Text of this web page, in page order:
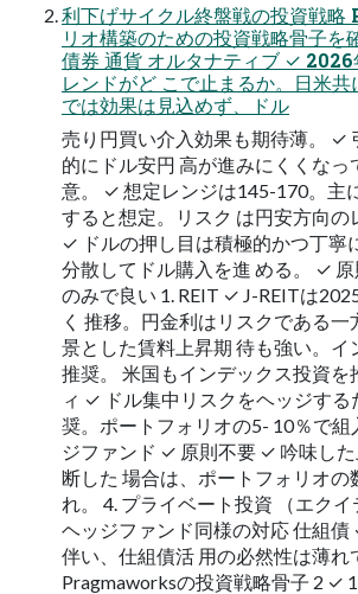
利下げサイクル終盤戦の投資戦略
リオ構築のための投資戦略骨子を
債券 通貨 オルタナティブ ✓ 2026
レンドがど こで止まるか。日米
では効果は見込めず、ドル
売り円買い介入効果も期待薄。 ✓
的にドル安円 高が進みにくくなっ
意。 ✓ 想定レンジは145-170。主
すると想定。リスク は円安方向の
✓ ドルの押し目は積極的かつ丁寧
分散してドル購入を進 める。 ✓
のみで良い 1. REIT ✓ J-REITは
く 推移。円金利はリスクである
景とした賃料上昇期 待も強い。イ
推奨。 米国もインデックス投資を
ィ ✓ ドル集中リスクをヘッジする
奨。ポートフォリオの5- 10％で組
ジファンド ✓ 原則不要 ✓ 吟味し
断した 場合は、ポートフォリオの
れ。 4. プライベート投資 （エク
ヘッジファンド同様の対応 仕組債
伴い、仕組債活 用の必然性は薄れ
Pragmaworksの投資戦略骨子 2 ✓